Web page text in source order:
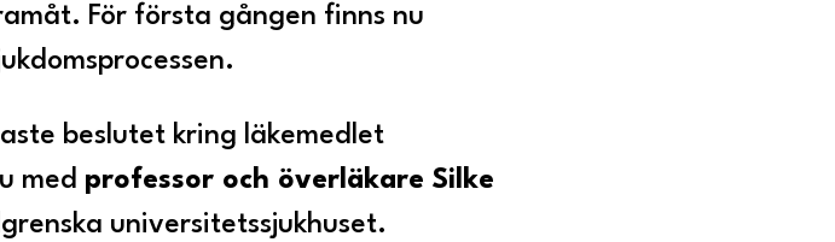
För första gången finns nu
beslutet kring läkemedlet
med professor och överläkare Silke
universitetssjukhuset.